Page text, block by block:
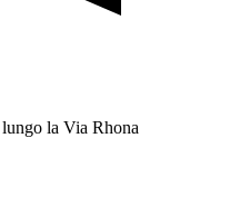
la Via Rhona